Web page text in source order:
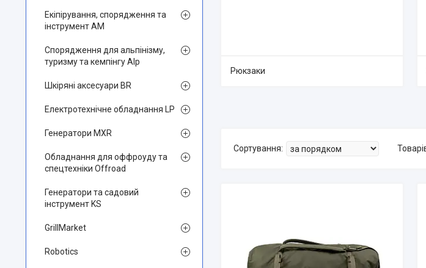
Рюкзаки
Екіпірування, спорядження та
інструмент AM
Спорядження для альпінізму,
туризму та кемпінгу Alp
Шкіряні аксесуари BR
Електротехнічне обладнання LP
Генератори MXR
Обладнання для оффроуду та
спецтехніки Offroad
Генератори та садовий
інструмент KS
GrillMarket
Robotics